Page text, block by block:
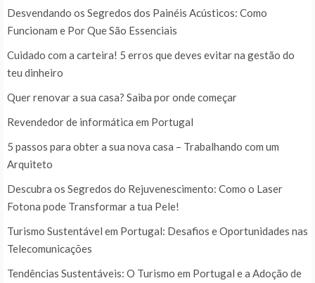
Desvendando os Segredos dos Painéis Acústicos: Como
Funcionam e Por Que São Essenciais
Cuidado com a carteira! 5 erros que deves evitar na gestão do
teu dinheiro
Quer renovar a sua casa? Saiba por onde começar
Revendedor de informática em Portugal
5 passos para obter a sua nova casa – Trabalhando com um
Arquiteto
Descubra os Segredos do Rejuvenescimento: Como o Laser
Fotona pode Transformar a tua Pele!
Turismo Sustentável em Portugal: Desafios e Oportunidades nas
Telecomunicações
Tendências Sustentáveis: O Turismo em Portugal e a Adoção de